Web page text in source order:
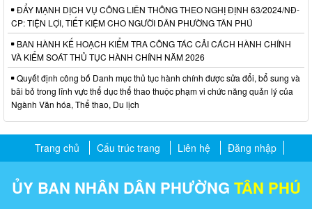
ĐẨY MẠNH DỊCH VỤ CÔNG LIÊN THÔNG THEO NGHỊ ĐỊNH 63/2024/NĐ-
CP: TIỆN LỢI, TIẾT KIỆM CHO NGƯỜI DÂN PHƯỜNG TÂN PHÚ
BAN HÀNH KẾ HOẠCH KIỂM TRA CÔNG TÁC CẢI CÁCH HÀNH CHÍNH
VÀ KIỂM SOÁT THỦ TỤC HÀNH CHÍNH NĂM 2026
Quyết định công bố Danh mục thủ tục hành chính được sửa đổi, bổ sung và
bãi bỏ trong lĩnh vực thể dục thể thao thuộc phạm vi chức năng quản lý của
Ngành Văn hóa, Thể thao, Du lịch
Trang chủ Cấu trúc trang Liên hệ Đăng nhập
ỦY BAN NHÂN DÂN PHƯỜNG TÂN PHÚ